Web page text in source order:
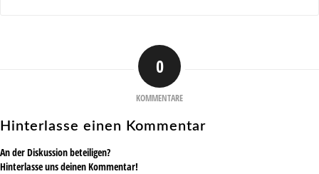
0
KOMMENTARE
Hinterlasse einen Kommentar
An der Diskussion beteiligen?
Hinterlasse uns deinen Kommentar!